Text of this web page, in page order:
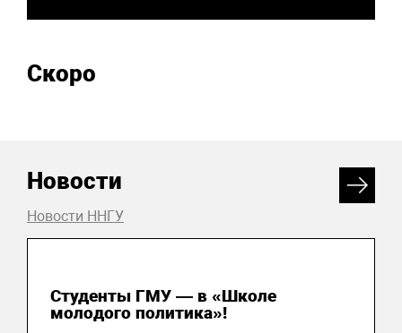
Скоро
Новости
Новости ННГУ
Студенты ГМУ — в «Школе
молодого политика»!